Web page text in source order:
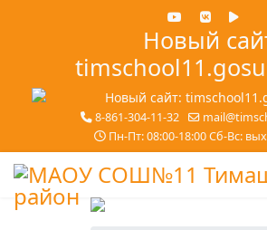
Новый
8-861-304-11-32
Пн-Пт: 08:00-18:00 Сб-Вс: